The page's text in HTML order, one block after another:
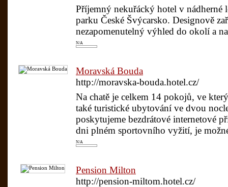
Příjemný nekuřácký hotel v
parku České Švýcarsko. Designově
nezapomenutelný výhled do okolí a
N/A
Moravská Bouda
http://moravska-bouda.hotel.cz/
Na chatě je celkem 14 pokojů, ve
také turistické ubytování ve dvou
poskytujeme bezdrátové internetové
dni plném sportovního vyžití, je
N/A
Pension Milton
http://pension-miltom.hotel.cz/